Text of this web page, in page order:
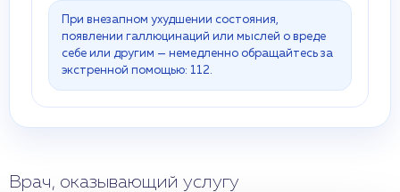
При внезапном ухудшении состояния,
появлении галлюцинаций или мыслей о вреде
себе или другим — немедленно обращайтесь за
экстренной помощью: 112.
Врач, оказывающий услугу